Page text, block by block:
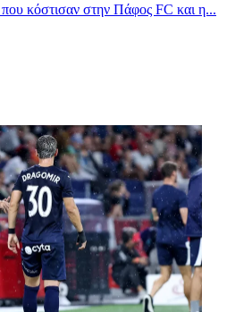
που κόστισαν στην Πάφος FC και η...